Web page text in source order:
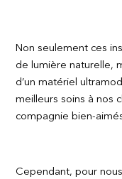
Non seulement ces
de lumière naturelle,
d’un matériel
meilleurs soins à nos
compagnie bien-
Cependant, pour